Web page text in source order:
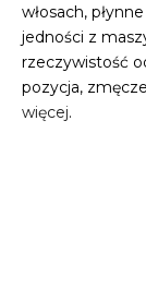
włosach,
jedności z
rzeczywistość
pozycja,
więcej.